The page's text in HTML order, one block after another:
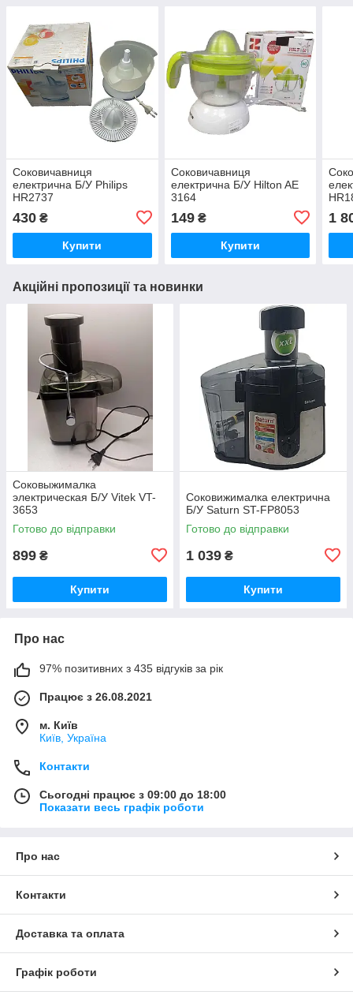
Соковичавниця
електрична Б/У Philips
HR2737
430 ₴
Купити
Соковичавниця
електрична Б/У Hilton AE
3164
149₴
Купити
1
Акційні пропозиції та новинки
Соковыжималка
электрическая Б/У Vitek VT-
3653
Готово до відправки
899 ₴
Купити
Соковижималка електрична
Б/У Saturn ST-FP8053
Готово до відправки
1 039 ₴
Купити
Про нас
97% позитивних з 435 відгуків за рік
Працює з 26.08.2021
м. Київ
Київ, Україна
Контакти
Сьогодні працює з 09:00 до 18:00
Показати весь графік роботи
Про нас
Контакти
Доставка та оплата
Графік роботи